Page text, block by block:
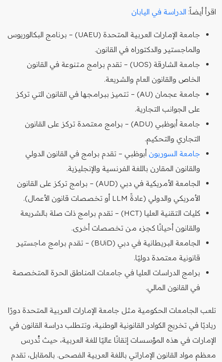
اقرأ أيضاً: الدراسة في اليابان
جامعة الإمارات العربية المتحدة (UAEU) – برنامج البكالوريوس
والماجستير والدكتوراه في القانون.
جامعة الشارقة (UOS) – تقدم برامج متنوعة في القانون
الخاص والقانون العام والشريعة.
جامعة عجمان (AU) – تتميز ببرامجها في القانون التي تركز
على الجوانب التجارية.
جامعة أبوظبي (ADU) – برامج معتمدة تركز على القانون
التجاري والتحكيم.
جامعة السوربون أبوظبي – تقدم برامج في القانون الدولي
والقانون المقارن باللغة الفرنسية والإنجليزية.
الجامعة الأمريكية في دبي (AUD) – برامج تركز على القانون
الأمريكي والدولي (عادةً LLM أو تخصصات قانون الأعمال).
كليات التقنية العليا (HCT) – تقدم برامج ذات صلة بالشريعة
والقانون أحيانًا كجزء من تخصصات أخرى.
الجامعة البريطانية في دبي (BUiD) – تقدم برامج ماجستير
قانونية معتمدة دوليًا.
برامج الدراسات العليا في جامعات المناطق الحرة المتخصصة
في القانون المالي.
تلعب الجامعات الحكومية مثل جامعة الإمارات العربية المتحدة دورًا
رياديًا في تخريج الكوادر القانونية الوطنية، وتتطلب دراسة القانون في
الإمارات في هذه المؤسسات إتقانًا عاليًا للغة العربية، حيث تُدرس
معظم مواد القانون الإماراتي باللغة العربية الفصحى. بالمقابل، تقدم